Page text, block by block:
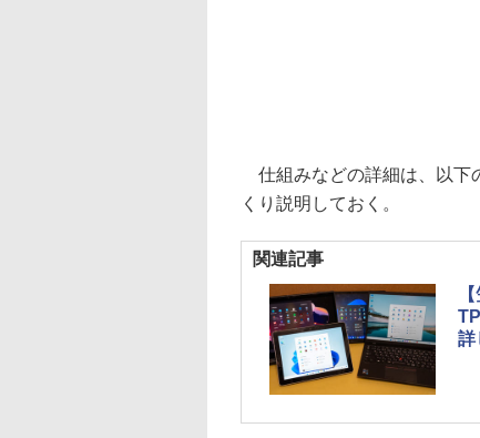
仕組みなどの詳細は、以下
くり説明しておく。
関連記事
詳